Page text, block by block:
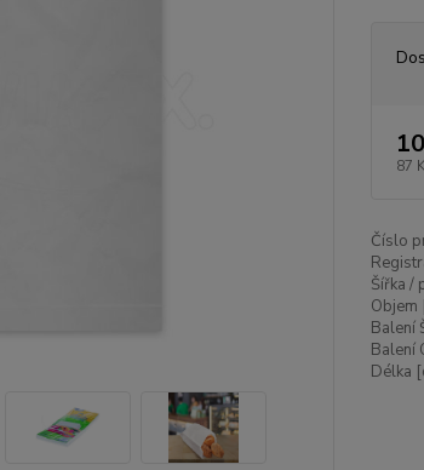
87
Číslo
Šířka /
Objem
Balení
Balení
Délka